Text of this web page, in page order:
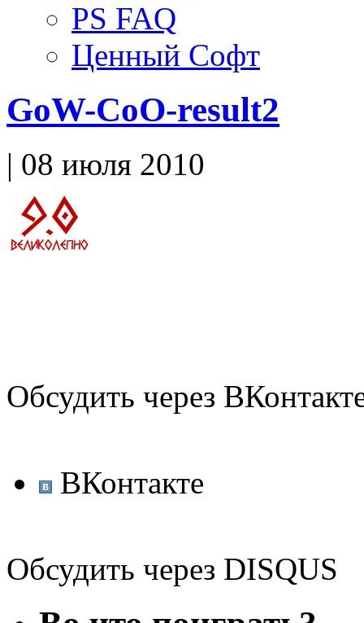
PS FAQ
Ценный Софт
GoW-CoO-result2
| 08 июля 2010
Обсудить через
ВКонтакте
Обсудить через DISQUS